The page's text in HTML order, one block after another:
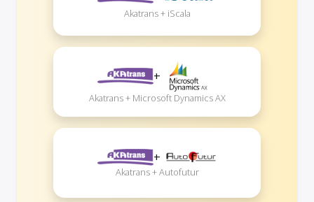
Akatrans + iScala
+
Akatrans + Microsoft Dynamics AX
+
Akatrans + Autofutur